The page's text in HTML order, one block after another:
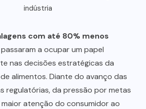
indústria
com até 80% menos
passaram a ocupar um papel
nas decisões estratégicas da
alimentos. Diante do avanço das
regulatórias, da pressão por metas
maior atenção do consumidor ao